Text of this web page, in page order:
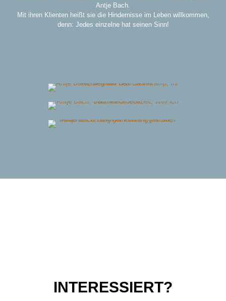
Antje Bach.
Mit ihren Klienten heißt sie die Hindernisse im Leben willkommen,
denn: Jedes einzelne hat seinen Sinn!
INTERESSIERT?